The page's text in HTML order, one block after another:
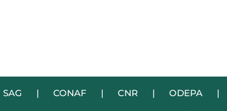
SAG | CONAF | CNR | ODEPA |